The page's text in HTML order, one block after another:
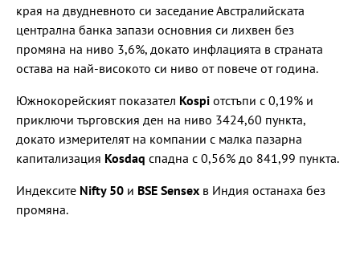
края на двудневното си заседание Австралийската
централна банка запази основния си лихвен без
промяна на ниво 3,6%, докато инфлацията в страната
остава на най-високото си ниво от повече от година.
Южнокорейският показател Kospi отстъпи с 0,19% и
приключи търговския ден на ниво 3424,60 пункта,
докато измерителят на компании с малка пазарна
капитализация Kosdaq спадна с 0,56% до 841,99 пункта.
Индексите Nifty 50 и BSE Sensex в Индия останаха без
промяна.